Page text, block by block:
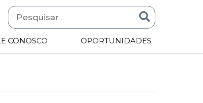
CONOSCO OPORTUNIDADES